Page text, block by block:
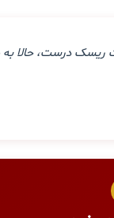
ریسک درست،